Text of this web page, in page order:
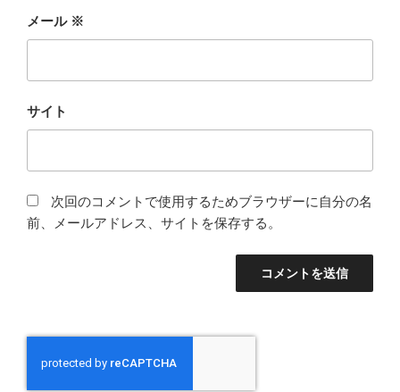
メール ※
サイト
次回のコメントで使用するためブラウザーに自分の名
前、メールアドレス、サイトを保存する。